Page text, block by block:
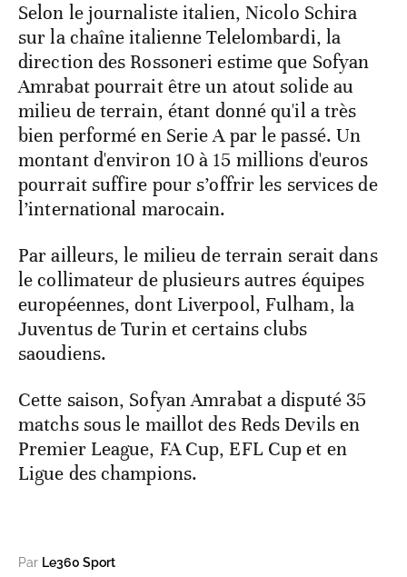
Selon le journaliste italien, Nicolo Schira
sur la chaîne italienne Telelombardi, la
direction des Rossoneri estime que Sofyan
Amrabat pourrait être un atout solide au
milieu de terrain, étant donné qu'il a très
bien performé en Serie A par le passé. Un
montant d'environ 10 à 15 millions d'euros
pourrait suffire pour s’offrir les services de
l’international marocain.
Par ailleurs, le milieu de terrain serait dans
le collimateur de plusieurs autres équipes
européennes, dont Liverpool, Fulham, la
Juventus de Turin et certains clubs
saoudiens.
Cette saison, Sofyan Amrabat a disputé 35
matchs sous le maillot des Reds Devils en
Premier League, FA Cup, EFL Cup et en
Ligue des champions.
Par Le360 Sport